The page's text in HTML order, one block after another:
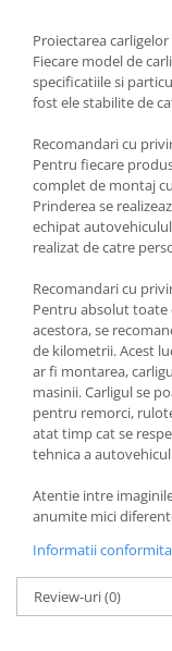
Carlige Subaru
Carlige Suzuki
Carlige Toyota
Carlige Volkswagen
Carlige Volvo
Carlige Xpeng G6
Carlige Xpeng G9
Covorase si tavite
Covorase auto
Covorase auto Alfa
Covorase auto Audi
Covorase auto
Covorase auto
Covorase auto Dacia
Covorase auto Fiat
Covorase auto Ford
Proiectarea carligelor
Fiecare model de
specificatiile si
fost ele stabilite de
Recomandari cu
Pentru fiecare
complet de montaj
Prinderea se
echipat
realizat de catre
Recomandari cu
Pentru absolut toate
acestora, se
de kilometrii. Acest
ar fi montarea,
masinii. Carligul se
pentru remorci,
atat timp cat se
tehnica a
Atentie intre
anumite mici
Informatii
Review-uri(0)